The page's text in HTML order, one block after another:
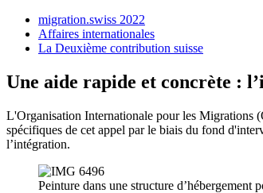
migration.swiss 2022
Affaires internationales
La Deuxième contribution suisse
Une aide rapide et concrète :
L'Organisation Internationale pour les Migrations
spécifiques de cet appel par le biais du fond
l’intégration.
Peinture dans une structure d’hébergement